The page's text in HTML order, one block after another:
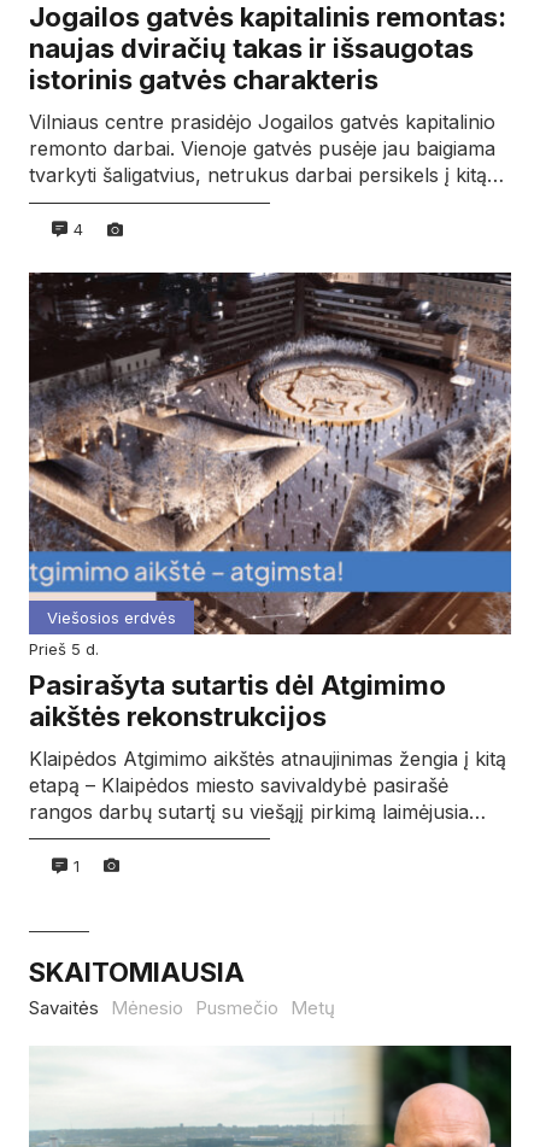
Jogailos gatvės kapitalinis remontas:
naujas dviračių takas ir išsaugotas
istorinis gatvės charakteris
Vilniaus centre prasidėjo Jogailos gatvės kapitalinio
remonto darbai. Vienoje gatvės pusėje jau baigiama
tvarkyti šaligatvius, netrukus darbai persikels į kitą…
4
Viešosios erdvės
prieš 5 d.
Pasirašyta sutartis dėl Atgimimo
aikštės rekonstrukcijos
Klaipėdos Atgimimo aikštės atnaujinimas žengia į kitą
etapą – Klaipėdos miesto savivaldybė pasirašė
rangos darbų sutartį su viešąjį pirkimą laimėjusia…
1
SKAITOMIAUSIA
Savaitės Mėnesio Pusmečio Metų